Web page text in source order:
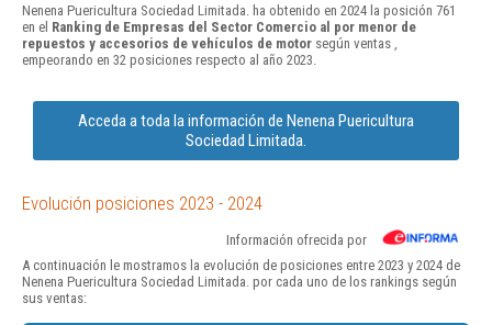
Nenena Puericultura Sociedad Limitada. ha obtenido en 2024 la posición 761
en el Ranking de Empresas del Sector Comercio al por menor de
repuestos y accesorios de vehículos de motor según ventas ,
empeorando en 32 posiciones respecto al año 2023.
Acceda a toda la información de Nenena Puericultura
Sociedad Limitada.
Evolución posiciones 2023 - 2024
Información ofrecida por
A continuación le mostramos la evolución de posiciones entre 2023 y 2024 de
Nenena Puericultura Sociedad Limitada. por cada uno de los rankings según
sus ventas: